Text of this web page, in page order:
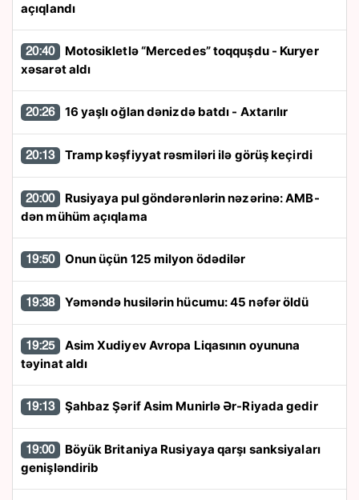
açıqlandı
20:40
xəsarət aldı
20:26 16 yaşlı oğlan dənizdə batdı - Axtarılır
20:13 Tramp kəşfiyyat rəsmiləri ilə görüş keçirdi
20:00
dən mühüm açıqlama
19:50 Onun üçün 125 milyon ödədilər
19:38 Yəməndə husilərin hücumu: 45 nəfər öldü
19:25
təyinat aldı
19:13 Şahbaz Şərif Asim Munirlə Ər-Riyada gedir
19:00
genişləndirib